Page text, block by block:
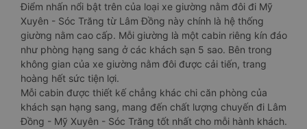
Điểm nhấn nổi bật trên của loại xe giường nằm đôi đi Mỹ
Xuyên - Sóc Trăng từ Lâm Đồng này chính là hệ thống
giường nằm cao cấp. Mỗi giường là một cabin riêng kín đáo
như phòng hạng sang ở các khách sạn 5 sao. Bên trong
không gian của xe giường nằm đôi được cải tiến, trang
hoàng hết sức tiện lợi.
Mỗi cabin được thiết kế chẳng khác chi căn phòng của
khách sạn hạng sang, mang đến chất lượng chuyến đi Lâm
Đồng - Mỹ Xuyên - Sóc Trăng tốt nhất cho mỗi hành khách.